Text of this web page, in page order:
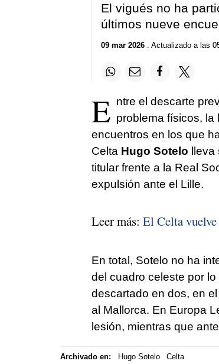
El vigués no ha
últimos nueve
09 mar 2026. Actualizado a las
E ntre el descarte
problema físicos, la
encuentros en los que
Celta Hugo Sotelo lleva
titular frente a la Real
expulsión ante el Lille.
Leer más: El Celta
En total, Sotelo no ha
del cuadro celeste por
descartado en dos, en
al Mallorca. En Europa
lesión, mientras que
Archivado en: Hugo Sotelo Celta